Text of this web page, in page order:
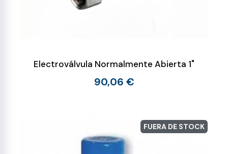
Electroválvula Normalmente Abierta 1"
90,06 €
FUERA DE STOCK